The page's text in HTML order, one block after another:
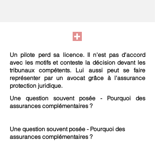
Un pilote perd sa licence. Il n'est pas d'accord
avec les motifs et conteste la décision devant les
tribunaux compétents. Lui aussi peut se faire
représenter par un avocat grâce à l'assurance
protection juridique.
Une question souvent posée - Pourquoi des
assurances complémentaires ?
Une question souvent posée - Pourquoi des
assurances complémentaires ?